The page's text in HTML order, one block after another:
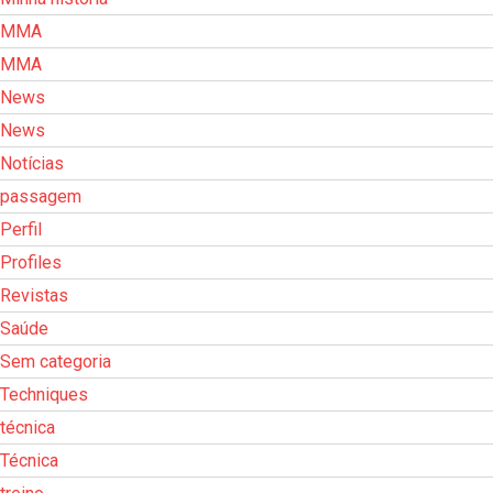
MMA
MMA
News
News
Notícias
passagem
Perfil
Profiles
Revistas
Saúde
Sem categoria
Techniques
técnica
Técnica